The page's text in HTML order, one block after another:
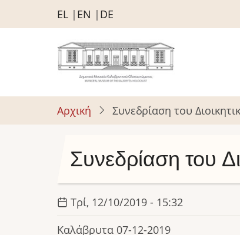
Παράκαμψη
προς
περιεχόμενο
EL EN DE
Αρχική Συνεδρίαση του
Συνεδρίαση του
Τρί, 12/10/2019 - 15:32
Καλάβρυτα 07-12-2019